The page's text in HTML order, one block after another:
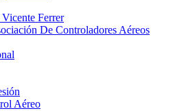
Ferrer
De Controladores Aéreos
Aéreo